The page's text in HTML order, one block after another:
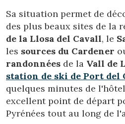
Sa situation permet de
des plus beaux sites de la
de la Llosa del Cavall, le
les sources du Cardener
randonnées de la Vall de
station de ski de Port del
quelques minutes de
excellent point de départ
Pyrénées tout au long de
Modifier les cookies
Technique et Fonctionnel
Ce site Web utilise ses propres
informations afin d'améliorer nos
continuez à naviguer, vous
L'utilisateur a la possibilité de
pouvant, s'il le souhaite,
disque dur, même s'il doit garder
action peut entraîner des